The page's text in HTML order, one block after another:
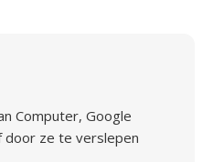
Computer, Google
door ze te verslepen